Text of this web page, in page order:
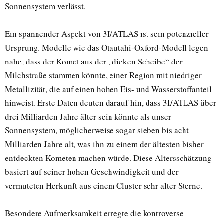
Sonnensystem verlässt.
Ein spannender Aspekt von 3I/ATLAS ist sein potenzieller
Ursprung. Modelle wie das Ōtautahi-Oxford-Modell legen
nahe, dass der Komet aus der „dicken Scheibe“ der
Milchstraße stammen könnte, einer Region mit niedriger
Metallizität, die auf einen hohen Eis- und Wasserstoffanteil
hinweist. Erste Daten deuten darauf hin, dass 3I/ATLAS über
drei Milliarden Jahre älter sein könnte als unser
Sonnensystem, möglicherweise sogar sieben bis acht
Milliarden Jahre alt, was ihn zu einem der ältesten bisher
entdeckten Kometen machen würde. Diese Altersschätzung
basiert auf seiner hohen Geschwindigkeit und der
vermuteten Herkunft aus einem Cluster sehr alter Sterne.
Besondere Aufmerksamkeit erregte die kontroverse